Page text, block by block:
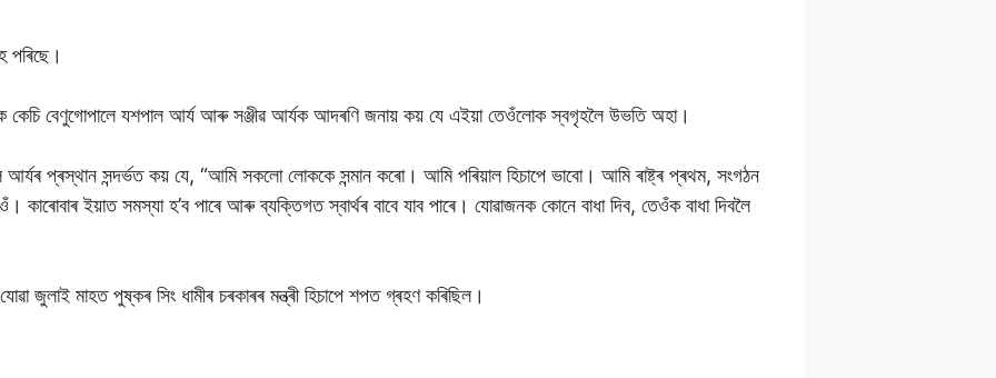
পৰিছে।
কেচি বেণুগোপালে যশপাল আৰ্য আৰু সঞ্জীৱ আৰ্যক আদৰণি জনায় কয় যে এইয়া তেওঁলোক স্বগৃহলৈ উভতি অহা।
আৰ্যৰ প্ৰস্থান সন্দৰ্ভত কয় যে, “আমি সকলো লোককে সন্মান কৰো। আমি পৰিয়াল হিচাপে ভাবো। আমি ৰাষ্ট্ৰ প্ৰথম, সংগঠন
ইয়াত সমস্যা হ’ব পাৰে আৰু ব্যক্তিগত স্বাৰ্থৰ বাবে যাব পাৰে। যোৱাজনক কোনে বাধা দিব, তেওঁক বাধা দিবলৈ
জুলাই মাহত পুষ্কৰ সিং ধামীৰ চৰকাৰৰ মন্ত্ৰী হিচাপে শপত গ্ৰহণ কৰিছিল।